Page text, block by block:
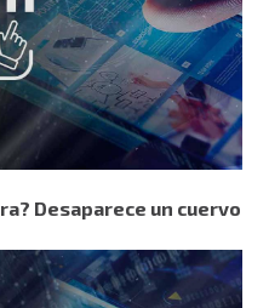
Desaparece un cuervo